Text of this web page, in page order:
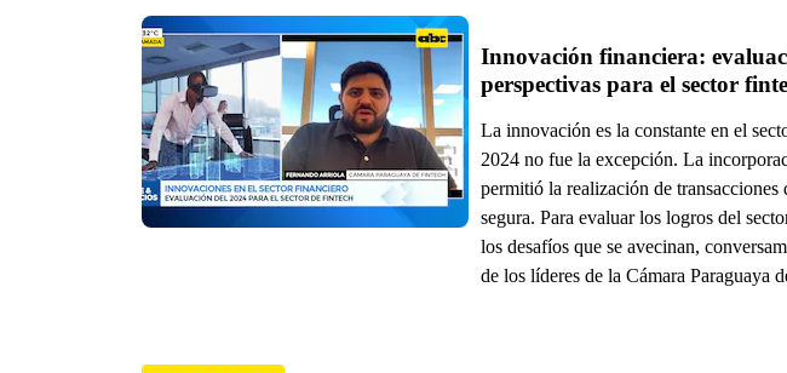
Innovación financiera:
perspectivas para el sector
La innovación es la constante en el
2024 no fue la excepción. La
permitió la realización de transacciones
segura. Para evaluar los logros del
los desafíos que se avecinan,
de los líderes de la Cámara Paraguaya